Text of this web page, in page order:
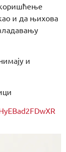
коришћење
и да њихова
и